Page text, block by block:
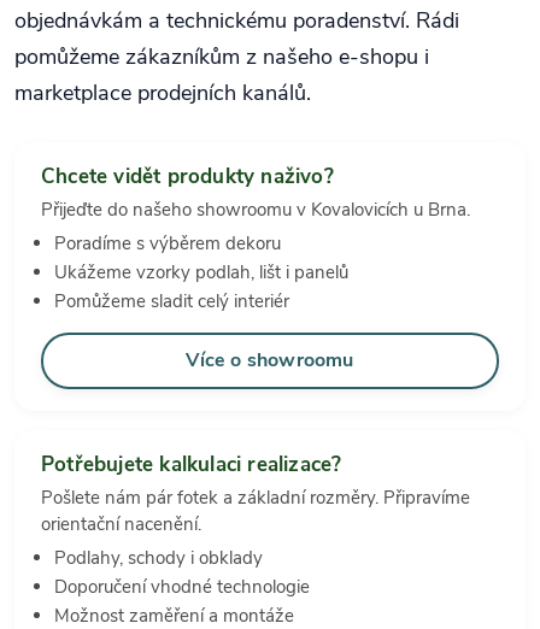
objednávkám a technickému poradenství. Rádi
pomůžeme zákazníkům z našeho e-shopu i
marketplace prodejních kanálů.
Chcete vidět produkty naživo?
Přijeďte do našeho showroomu v Kovalovicích u Brna.
Poradíme s výběrem dekoru
Ukážeme vzorky podlah, lišt i panelů
Pomůžeme sladit celý interiér
Více o showroomu
Potřebujete kalkulaci realizace?
Pošlete nám pár fotek a základní rozměry. Připravíme
orientační nacenění.
Podlahy, schody i obklady
Doporučení vhodné technologie
Možnost zaměření a montáže